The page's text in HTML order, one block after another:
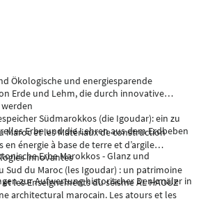
Ökologische und energiesparende
Erde und Lehm, die durch innovative
Südmarokkos (die Igoudar): ein zu
Erbe und die Lehren aus dem Erdbeben
Erbe Marokkos - Glanz und
zur Aufwertung historischer Denkmäler in
Maroc et les Matériaux de construction
énergie à base de terre et d’argile
innovantes
Sud du Maroc (les Igoudar) : un patrimoine
les Enseignements du séisme AL HAOUZ
architectural marocain. Les atours et les